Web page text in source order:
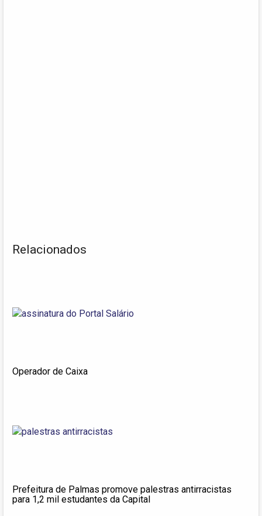
Relacionados
Operador de Caixa
Prefeitura de Palmas promove palestras antirracistas
para 1,2 mil estudantes da Capital